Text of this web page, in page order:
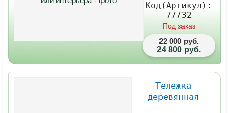
Код(Артикул):
77732
Под заказ
22 000 руб.
24 800 руб.
Тележка
деревянная